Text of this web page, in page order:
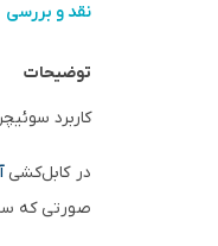
نقد و بررسی
توضیحات
کاربرد
در کابل‌کشی
صورتی که